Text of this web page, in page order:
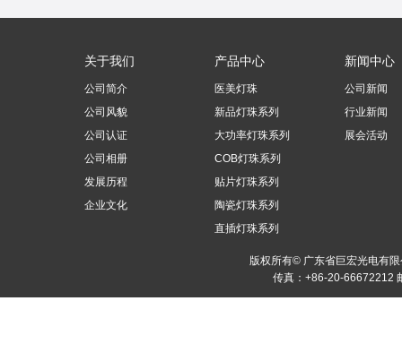
关于我们
公司简介
公司风貌
公司认证
公司相册
发展历程
企业文化
产品中心
医美灯珠
新品灯珠系列
大功率灯珠系列
COB灯珠系列
贴片灯珠系列
陶瓷灯珠系列
直插灯珠系列
新闻中心
公司新闻
行业新闻
展会活动
版权所有© 广东省巨宏光电有
传真：+86-20-66672212